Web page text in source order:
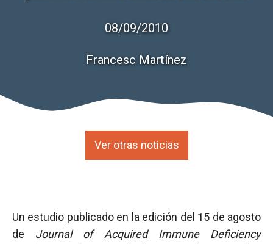
08/09/2010
Francesc Martínez
Ver otras noticias
Un estudio publicado en la edición del 15 de agosto
de Journal of Acquired Immune Deficiency